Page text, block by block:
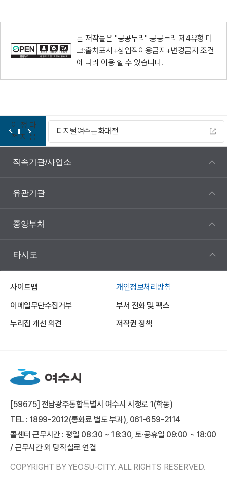
본 저작물은 "공공누리"공공누리 제4유형 마
크:출처표시+상업적이용금지+변경금지 조건
에 따라 이용 할 수 있습니다.
이
전
정
지
다
음
디지털여수문화대전
직속기관/사업소
유관기관
중앙부처
타시도
사이트맵
개인정보처리방침
이메일무단수집거부
부서 전화 및 팩스
누리집 개선 의견
저작권 정책
[59675] 전남광주통합특별시 여수시 시청로 1(학동)
TEL : 1899-2012(통화료 별도 부과), 061-659-2114
콜센터 근무시간 : 평일 08:30 ~ 18:30, 토·공휴일 09:00 ~ 18:00
/ 근무시간 외 당직실로 연결
COPYRIGHT BY YEOSU-CITY. ALL RIGHTS RESERVED.